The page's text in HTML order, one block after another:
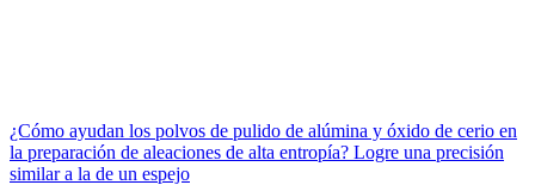
¿Cómo ayudan los polvos de pulido de alúmina y óxido de cerio en
la preparación de aleaciones de alta entropía? Logre una precisión
similar a la de un espejo